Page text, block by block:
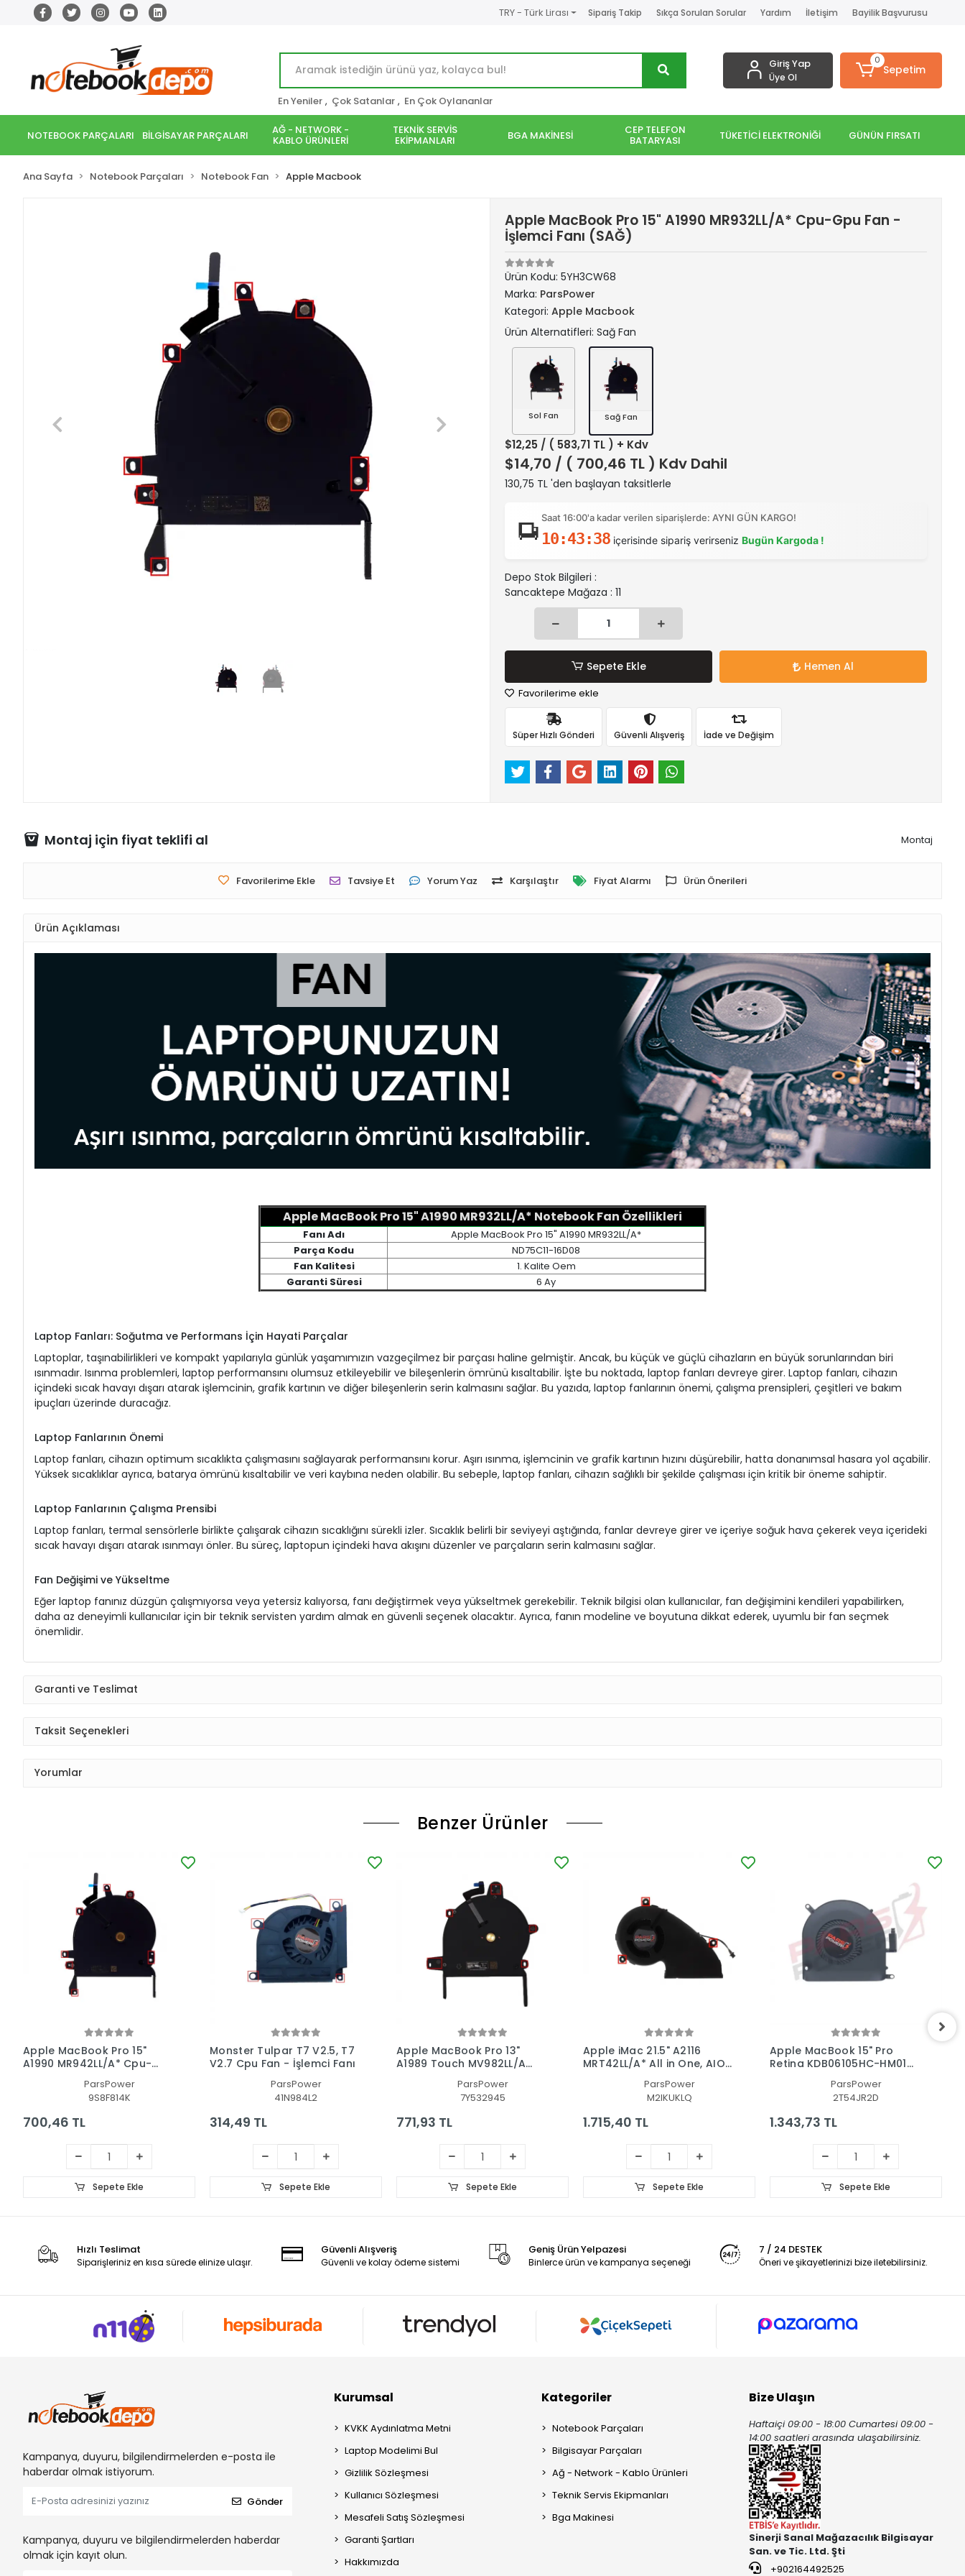
TRY - Türk Lirası Sipariş Takip Sıkça Sorulan Sorular Yardım İletişim Bayilik Başvurusu
En Yeniler , Çok Satanlar , En Çok Oylananlar
Giriş Yap
Üye Ol
0
Sepetim
NOTEBOOK PARÇALARI BİLGİSAYAR PARÇALARI AĞ - NETWORK -
KABLO ÜRÜNLERİ
TEKNİK SERVİS
EKİPMANLARI BGA MAKİNESİ CEP TELEFON
BATARYASI TÜKETİCİ ELEKTRONİĞİ GÜNÜN FIRSATI
Ana Sayfa Notebook Parçaları Notebook Fan Apple Macbook
Apple MacBook Pro 15" A1990 MR932LL/A* Cpu-Gpu Fan -
İşlemci Fanı (SAĞ)
Ürün Kodu: 5YH3CW68
Marka: ParsPower
Kategori: Apple Macbook
Ürün Alternatifleri: Sağ Fan
Sol Fan Sağ Fan
$12,25 / ( 583,71 TL ) + Kdv
$14,70 / ( 700,46 TL ) Kdv Dahil
130,75 TL 'den başlayan taksitlerle
Saat 16:00'a kadar verilen siparişlerde: AYNI GÜN KARGO!
10:43:37 içerisinde sipariş verirseniz Bugün Kargoda !
Depo Stok Bilgileri :
Sancaktepe Mağaza : 11
Sepete Ekle Hemen Al
Favorilerime ekle
Süper Hızlı Gönderi Güvenli Alışveriş İade ve Değişim
Montaj için fiyat teklifi al Montaj
Favorilerime Ekle Tavsiye Et Yorum Yaz Karşılaştır Fiyat Alarmı Ürün Önerileri
Ürün Açıklaması
Apple MacBook Pro 15" A1990 MR932LL/A* Notebook Fan Özellikleri
Fanı Adı
Apple MacBook Pro 15" A1990 MR932LL/A*
Parça Kodu
ND75C11-16D08
Fan Kalitesi
1. Kalite Oem
Garanti Süresi
6 Ay
Laptop Fanları: Soğutma ve Performans İçin Hayati Parçalar
Laptoplar, taşınabilirlikleri ve kompakt yapılarıyla günlük yaşamımızın vazgeçilmez bir parçası haline gelmiştir. Ancak, bu küçük ve güçlü cihazların en büyük sorunlarından biri
ısınmadır. Isınma problemleri, laptop performansını olumsuz etkileyebilir ve bileşenlerin ömrünü kısaltabilir. İşte bu noktada, laptop fanları devreye girer. Laptop fanları, cihazın
içindeki sıcak havayı dışarı atarak işlemcinin, grafik kartının ve diğer bileşenlerin serin kalmasını sağlar. Bu yazıda, laptop fanlarının önemi, çalışma prensipleri, çeşitleri ve bakım
ipuçları üzerinde duracağız.
Laptop Fanlarının Önemi
Laptop fanları, cihazın optimum sıcaklıkta çalışmasını sağlayarak performansını korur. Aşırı ısınma, işlemcinin ve grafik kartının hızını düşürebilir, hatta donanımsal hasara yol açabilir.
Yüksek sıcaklıklar ayrıca, batarya ömrünü kısaltabilir ve veri kaybına neden olabilir. Bu sebeple, laptop fanları, cihazın sağlıklı bir şekilde çalışması için kritik bir öneme sahiptir.
Laptop Fanlarının Çalışma Prensibi
Laptop fanları, termal sensörlerle birlikte çalışarak cihazın sıcaklığını sürekli izler. Sıcaklık belirli bir seviyeyi aştığında, fanlar devreye girer ve içeriye soğuk hava çekerek veya içerideki
sıcak havayı dışarı atarak ısınmayı önler. Bu süreç, laptopun içindeki hava akışını düzenler ve parçaların serin kalmasını sağlar.
Fan Değişimi ve Yükseltme
Eğer laptop fanınız düzgün çalışmıyorsa veya yetersiz kalıyorsa, fanı değiştirmek veya yükseltmek gerekebilir. Teknik bilgisi olan kullanıcılar, fan değişimini kendileri yapabilirken,
daha az deneyimli kullanıcılar için bir teknik servisten yardım almak en güvenli seçenek olacaktır. Ayrıca, fanın modeline ve boyutuna dikkat ederek, uyumlu bir fan seçmek
önemlidir.
Garanti ve Teslimat
Taksit Seçenekleri
Yorumlar
Benzer Ürünler
Apple MacBook Pro 15"
A1990 MR942LL/A* Cpu-
ParsPower
9S8F814K
700,46 TL
Sepete Ekle
Monster Tulpar T7 V2.5, T7
V2.7 Cpu Fan - İşlemci Fanı
ParsPower
41N984L2
314,49 TL
Sepete Ekle
Apple MacBook Pro 13"
A1989 Touch MV982LL/A
ParsPower
7Y532945
771,93 TL
Sepete Ekle
Apple iMac 21.5" A2116
MRT42LL/A* All in One, AIO
ParsPower
M2IKUKLQ
1.715,40 TL
Sepete Ekle
Apple MacBook 15" Pro
Retina KDB06105HC-HM01
ParsPower
2T54JR2D
1.343,73 TL
Sepete Ekle
Hızlı Teslimat
Siparişleriniz en kısa sürede elinize ulaşır.
Güvenli Alışveriş
Güvenli ve kolay ödeme sistemi
Geniş Ürün Yelpazesi
Binlerce ürün ve kampanya seçeneği
7 / 24 DESTEK
Öneri ve şikayetlerinizi bize iletebilirsiniz.
Kampanya, duyuru, bilgilendirmelerden e-posta ile
haberdar olmak istiyorum.
Gönder
Kampanya, duyuru ve bilgilendirmelerden haberdar
olmak için kayıt olun.
Kurumsal
KVKK Aydınlatma Metni
Laptop Modelimi Bul
Gizlilik Sözleşmesi
Kullanıcı Sözleşmesi
Mesafeli Satış Sözleşmesi
Garanti Şartları
Hakkımızda
Kategoriler
Notebook Parçaları
Bilgisayar Parçaları
Ağ - Network - Kablo Ürünleri
Teknik Servis Ekipmanları
Bga Makinesi
Bize Ulaşın
Haftaiçi 09:00 - 18:00 Cumartesi 09:00 -
14:00 saatleri arasında ulaşabilirsiniz.
Sinerji Sanal Mağazacılık Bilgisayar
San. ve Tic. Ltd. Şti
+902164492525